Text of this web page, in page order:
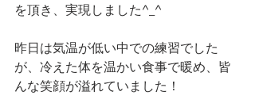
を頂き、実現しました^_^
昨日は気温が低い中での練習でした
が、冷えた体を温かい食事で暖め、皆
んな笑顔が溢れていました！